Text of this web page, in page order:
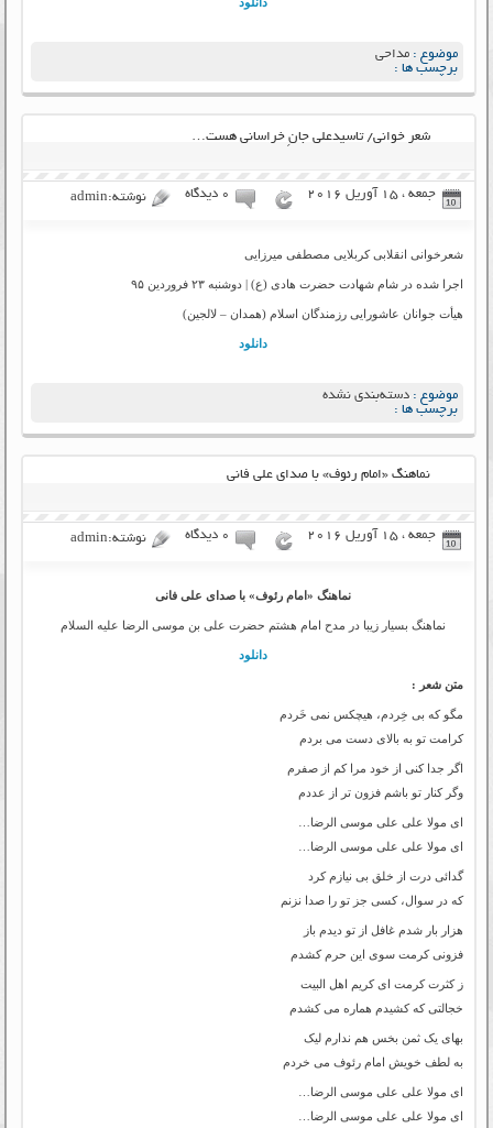
موضوع :مداحی
برچسب ها :
شعر خوانی/ تاسیدعلی جانِ خراسانی هست…
جمعه ، 15 آوریل 2016 ۰ دیدگاه نوشته:admin
شعرخوانی انقلابی کربلایی مصطفی میرزایی
اجرا شده در شام شهادت حضرت هادی (ع) | دوشنبه ۲۳ فروردین ۹۵
هیأت جوانان عاشورایی رزمندگان اسلام (همدان – لالجین)
دانلود
موضوع :دسته‌بندی نشده
برچسب ها :
نماهنگ «امام رئوف» با صدای علی فانی
جمعه ، 15 آوریل 2016 ۰ دیدگاه نوشته:admin
نماهنگ «امام رئوف» با صدای علی فانی
نماهنگ بسیار زیبا در مدح امام هشتم حضرت علی بن موسی الرضا علیه السلام
دانلود
متن شعر :
مگو که بی خِردم، هیچکس نمی خَردم
کرامت تو به بالای دست می بردم
اگر جدا کنی از خود مرا کم از صفرم
وگر کنار تو باشم فزون تر از عددم
ای مولا علی علی موسی الرضا…
ای مولا علی علی موسی الرضا…
گدائی درت از خلق بی نیازم کرد
که در سوال، کسی جز تو را صدا نزنم
هزار بار شدم غافل از تو دیدم باز
فزونی کرمت سوی این حرم کشدم
ز کثرت کرمت ای کریم اهل البیت
خجالتی که کشیدم هماره می کشدم
بهای یک ثمن بخس هم ندارم لیک
به لطف خویش امام رئوف می خردم
ای مولا علی علی موسی الرضا…
ای مولا علی علی موسی الرضا…